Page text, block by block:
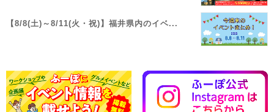
【8/8(土)～8/11(火・祝)】福井県内のイベ...